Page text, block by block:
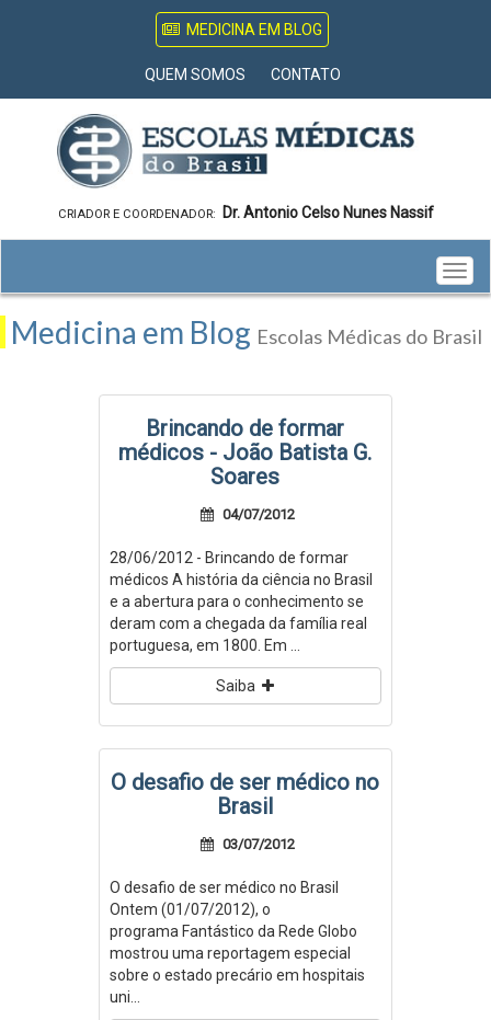
MEDICINA EM BLOG
QUEM SOMOS CONTATO
CRIADOR E COORDENADOR: Dr. Antonio Celso Nunes Nassif
Medicina em Blog Escolas Médicas do Brasil
Brincando de formar
médicos - João Batista G.
Soares
04/07/2012
28/06/2012 - Brincando de formar
médicos A história da ciência no Brasil
e a abertura para o conhecimento se
deram com a chegada da família real
portuguesa, em 1800. Em ...
Saiba
O desafio de ser médico no
Brasil
03/07/2012
O desafio de ser médico no Brasil
Ontem (01/07/2012), o
programa Fantástico da Rede Globo
mostrou uma reportagem especial
sobre o estado precário em hospitais
uni...